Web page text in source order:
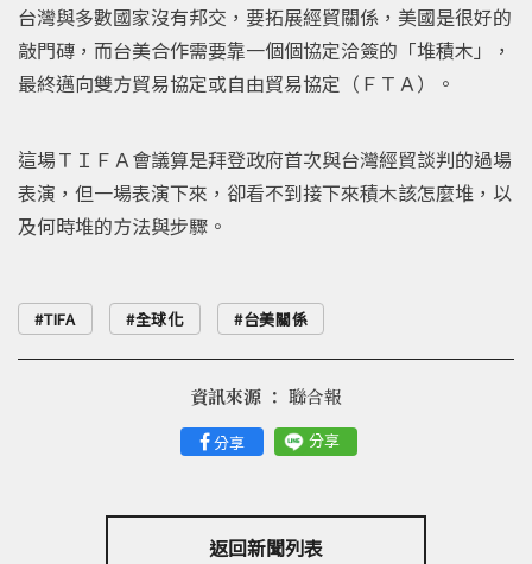
台灣與多數國家沒有邦交，要拓展經貿關係，美國是很好的
敲門磚，而台美合作需要靠一個個協定洽簽的「堆積木」，
最終邁向雙方貿易協定或自由貿易協定（ＦＴＡ）。
這場ＴＩＦＡ會議算是拜登政府首次與台灣經貿談判的過場
表演，但一場表演下來，卻看不到接下來積木該怎麼堆，以
及何時堆的方法與步驟。
TIFA 全球化 台美關係
分享 分享
資訊來源 ： 聯合報
返回新聞列表